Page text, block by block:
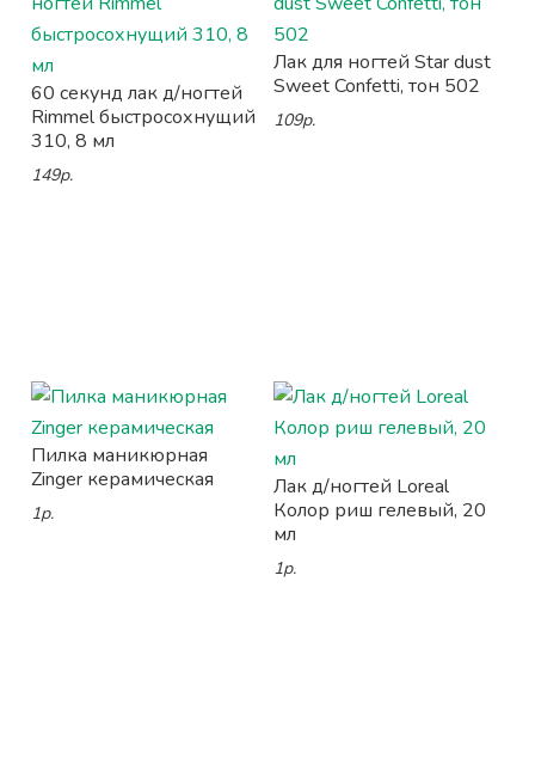
60 секунд лак д/ногтей
Rimmel быстросохнущий
310, 8 мл
149р.
Лак для ногтей Star dust
Sweet Confetti, тон 502
109р.
Пилка маникюрная
Zinger керамическая
1р.
Лак д/ногтей Loreal
Колор риш гелевый, 20
мл
1р.